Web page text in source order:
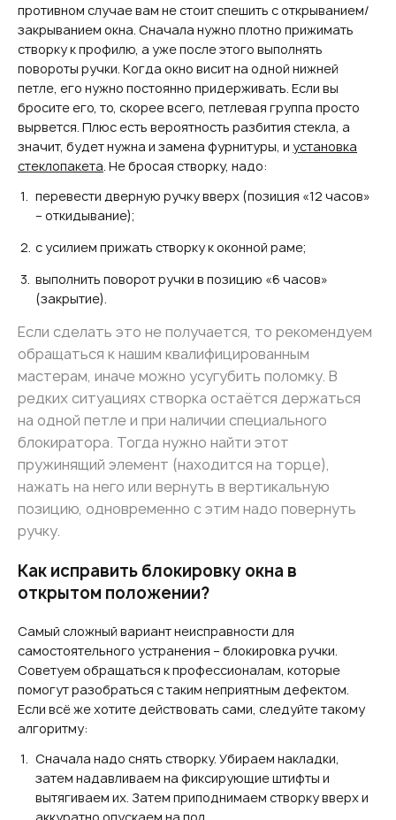
противном случае вам не стоит спешить с открыванием/
закрыванием окна. Сначала нужно плотно прижимать
створку к профилю, а уже после этого выполнять
повороты ручки. Когда окно висит на одной нижней
петле, его нужно постоянно придерживать. Если вы
бросите его, то, скорее всего, петлевая группа просто
вырвется. Плюс есть вероятность разбития стекла, а
значит, будет нужна и замена фурнитуры, и установка
стеклопакета . Не бросая створку, надо:
перевести дверную ручку вверх (позиция «12 часов»
– откидывание);
с усилием прижать створку к оконной раме;
выполнить поворот ручки в позицию «6 часов»
(закрытие).
Если сделать это не получается, то рекомендуем
обращаться к нашим квалифицированным
мастерам, иначе можно усугубить поломку. В
редких ситуациях створка остаётся держаться
на одной петле и при наличии специального
блокиратора. Тогда нужно найти этот
пружинящий элемент (находится на торце),
нажать на него или вернуть в вертикальную
позицию, одновременно с этим надо повернуть
ручку.
Как исправить блокировку окна в
открытом положении?
Самый сложный вариант неисправности для
самостоятельного устранения – блокировка ручки.
Советуем обращаться к профессионалам, которые
помогут разобраться с таким неприятным дефектом.
Если всё же хотите действовать сами, следуйте такому
алгоритму:
Сначала надо снять створку. Убираем накладки,
затем надавливаем на фиксирующие штифты и
вытягиваем их. Затем приподнимаем створку вверх и